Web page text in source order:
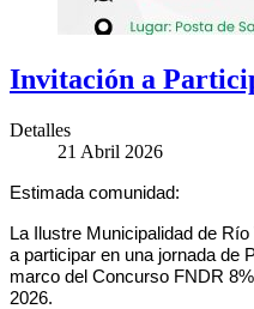
Invitación a
Detalles
21 Abril 2026
Estimada comunidad:
La Ilustre Municipalidad de
a participar en una jornada de
marco del Concurso FNDR
2026.